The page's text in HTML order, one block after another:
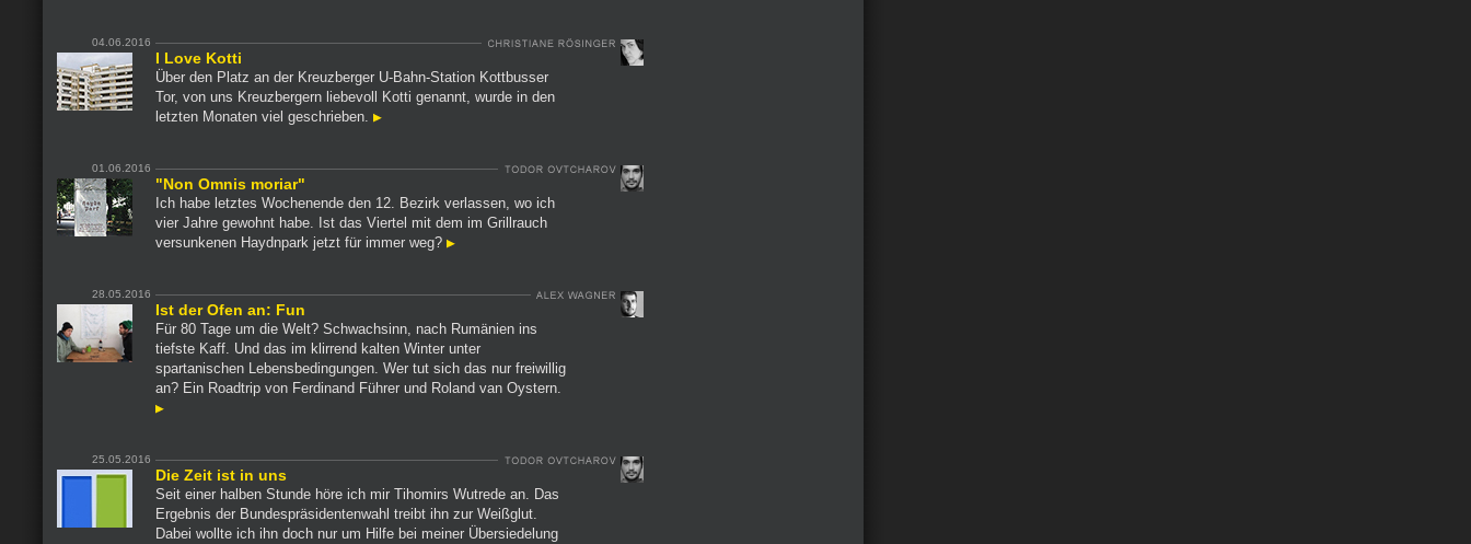
04.06.2016
I Love Kotti
Über den Platz an der Kreuzberger U-Bahn-Station Kottbusser
Tor, von uns Kreuzbergern liebevoll Kotti genannt, wurde in den
letzten Monaten viel geschrieben.
01.06.2016
"Non Omnis moriar"
Ich habe letztes Wochenende den 12. Bezirk verlassen, wo ich
vier Jahre gewohnt habe. Ist das Viertel mit dem im Grillrauch
versunkenen Haydnpark jetzt für immer weg?
28.05.2016
Ist der Ofen an: Fun
Für 80 Tage um die Welt? Schwachsinn, nach Rumänien ins
tiefste Kaff. Und das im klirrend kalten Winter unter
spartanischen Lebensbedingungen. Wer tut sich das nur freiwillig
an? Ein Roadtrip von Ferdinand Führer und Roland van Oystern.
25.05.2016
Die Zeit ist in uns
Seit einer halben Stunde höre ich mir Tihomirs Wutrede an. Das
Ergebnis der Bundespräsidentenwahl treibt ihn zur Weißglut.
Dabei wollte ich ihn doch nur um Hilfe bei meiner Übersiedelung